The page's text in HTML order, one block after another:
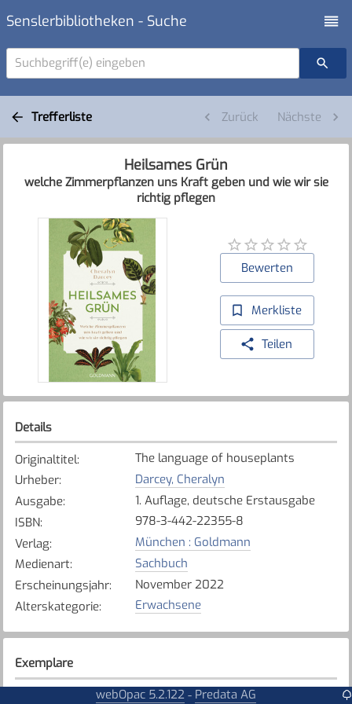
Senslerbibliotheken - Suche
Suchbegriff(e) eingeben
Trefferliste Zurück Nächste
Heilsames Grün
welche Zimmerpflanzen uns Kraft geben und wie wir sie
richtig pflegen
Bewerten
Merkliste
Teilen
Details
Originaltitel:
The language of houseplants
Urheber:
Darcey, Cheralyn
Ausgabe:
1. Auflage, deutsche Erstausgabe
ISBN:
978-3-442-22355-8
Verlag:
München : Goldmann
Medienart:
Sachbuch
Erscheinungsjahr:
November 2022
Alterskategorie: Erwachsene
Exemplare
webOpac 5.2.122 - Predata AG